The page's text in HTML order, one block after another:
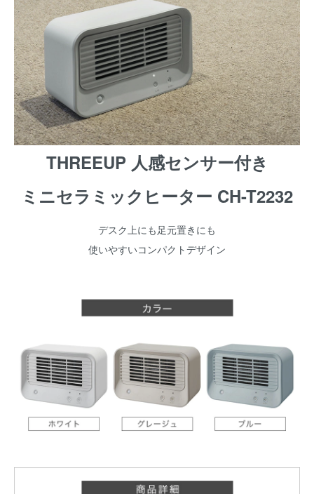
THREEUP 人感センサー付き
ミニセラミックヒーター CH-T2232
デスク上にも足元置きにも
使いやすいコンパクトデザイン